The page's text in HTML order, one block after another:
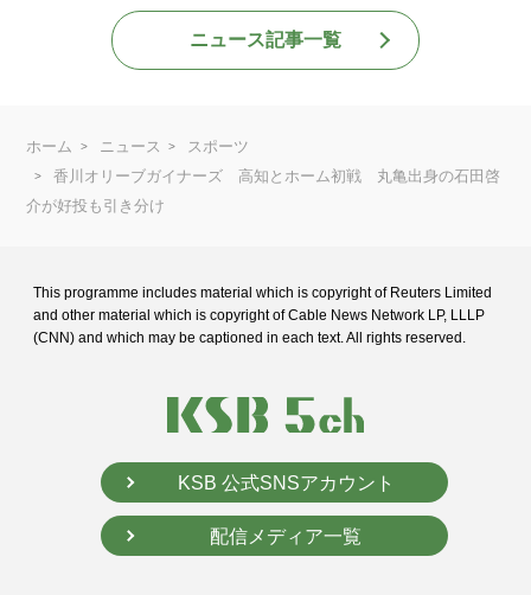
ニュース記事一覧
ホーム ニュース
スポーツ
香川オリーブガイナーズ 高知とホーム初戦 丸亀出身の石田啓
介が好投も引き分け
This programme includes material which is copyright of Reuters Limited
and other material which is copyright of Cable News Network LP, LLLP
(CNN) and which may be captioned in each text. All rights reserved.
KSB 公式SNSアカウント
配信メディア一覧